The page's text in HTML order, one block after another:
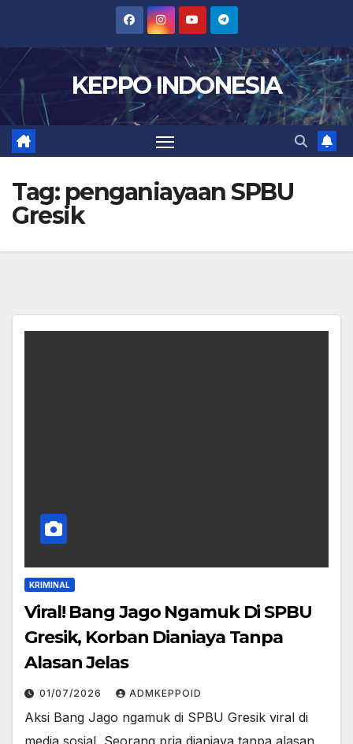
content
KEPPO INDONESIA
Tag: penganiayaan SPBU
Gresik
KRIMINAL
Viral! Bang Jago Ngamuk Di SPBU
Gresik, Korban Dianiaya Tanpa
Alasan Jelas
01/07/2026 ADMKEPPOID
Aksi Bang Jago ngamuk di SPBU Gresik viral di